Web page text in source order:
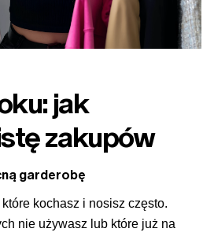
jak
zakupów
garderobę
kochasz i nosisz często.
nie używasz lub które już na